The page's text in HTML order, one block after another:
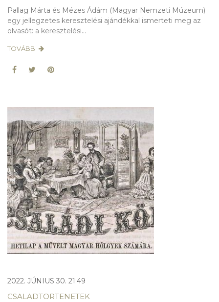
Pallag Márta és Mézes Ádám (Magyar Nemzeti Múzeum)
egy jellegzetes keresztelési ajándékkal ismerteti meg az
olvasót: a keresztelési...
TOVÁBB
2022. JÚNIUS 30. 21:49
CSALADTORTENETEK